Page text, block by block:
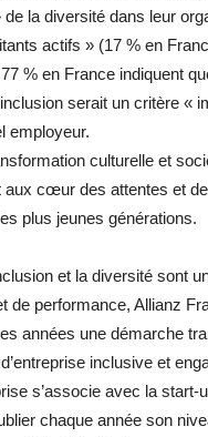
la diversité dans leur
actifs » (17 % en
% en France indiquent
serait un critère «
employeur.
culturelle et
aux cœur des attentes et
plus jeunes générations.
et la diversité sont
de performance, Allianz
années une démarche
inclusive et
s’associe avec la start-
chaque année son